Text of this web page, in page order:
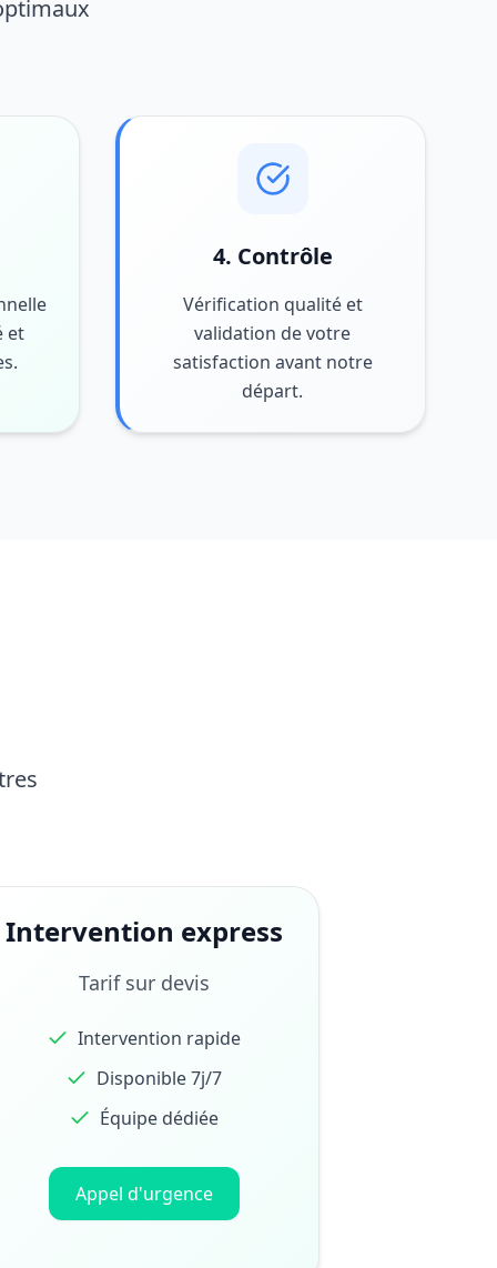
et
4. Contrôle
Vérification qualité et
validation de votre
satisfaction avant notre
départ.
Intervention express
Tarif sur devis
Intervention rapide
Disponible 7j/7
Équipe dédiée
Appel d'urgence